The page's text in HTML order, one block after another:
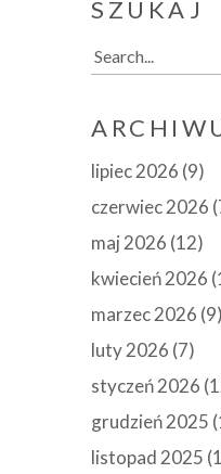
SZUKAJ
Search
for:
lipiec 2026 (9)
czerwiec 2026
maj 2026 (12)
kwiecień 2026
marzec 2026 (9)
luty 2026 (7)
styczeń 2026
grudzień 2025
listopad 2025